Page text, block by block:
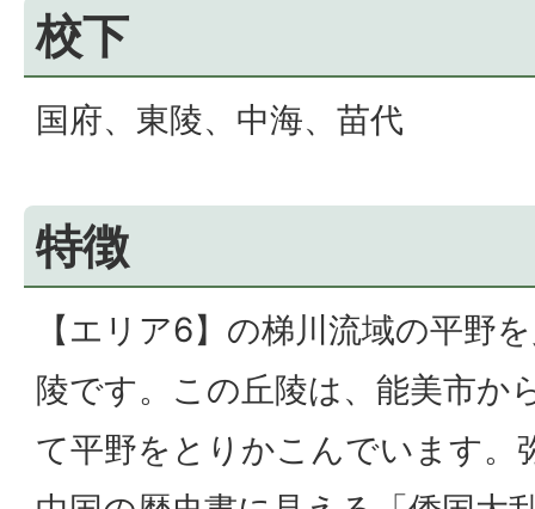
校下
国府、東陵、中海、苗代
特徴
【エリア6】の梯川流域の平野
陵です。この丘陵は、能美市か
て平野をとりかこんでいます。